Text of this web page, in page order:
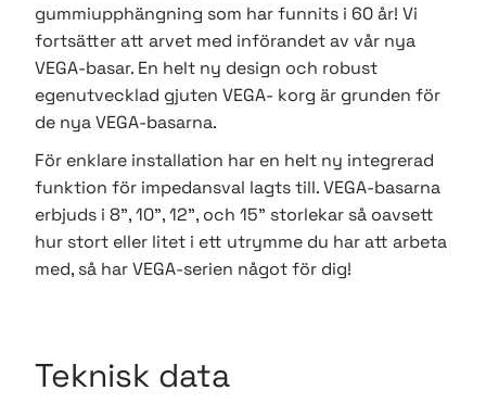
gummiupphängning som har funnits i 60 år! Vi
fortsätter att arvet med införandet av vår nya
VEGA-basar. En helt ny design och robust
egenutvecklad gjuten VEGA- korg är grunden för
de nya VEGA-basarna.
För enklare installation har en helt ny integrerad
funktion för impedansval lagts till. VEGA-basarna
erbjuds i 8", 10", 12", och 15" storlekar så oavsett
hur stort eller litet i ett utrymme du har att arbeta
med, så har VEGA-serien något för dig!
Teknisk data